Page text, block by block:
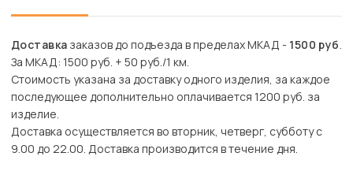
Доставка заказов до подъезда в пределах МКАД - 1500 руб.
За МКАД: 1500 руб. + 50 руб./1 км.
Стоимость указана за доставку одного изделия, за каждое
последующее дополнительно оплачивается 1200 руб. за
изделие.
Доставка осуществляется во вторник, четверг, субботу с
9.00 до 22.00. Доставка производится в течение дня.